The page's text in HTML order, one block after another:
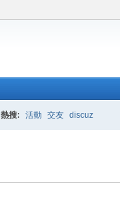
熱搜: 活動 交友 discuz